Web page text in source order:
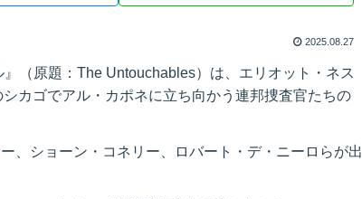
2025.08.27
（原題：The Untouchables）は、エリオット・ネス
カゴでアル・カポネに立ち向かう連邦捜査官たちの
、ショーン・コネリー、ロバート・デ・ニーロらが出